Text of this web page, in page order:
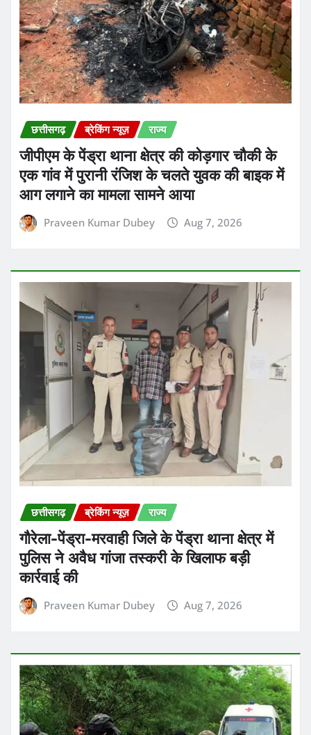
छत्तीसगढ़ ब्रेकिंग न्यूज़ राज्य
जीपीएम के पेंड्रा थाना क्षेत्र की कोड़गार चौकी के
एक गांव में पुरानी रंजिश के चलते युवक की बाइक में
Praveen Kumar Dubey Aug 7, 2026
छत्तीसगढ़ ब्रेकिंग न्यूज़ राज्य
गौरेला-पेंड्रा-मरवाही जिले के पेंड्रा थाना क्षेत्र में
पुलिस ने अवैध गांजा तस्करी के खिलाफ बड़ी
Praveen Kumar Dubey Aug 7, 2026